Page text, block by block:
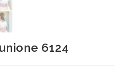
6124